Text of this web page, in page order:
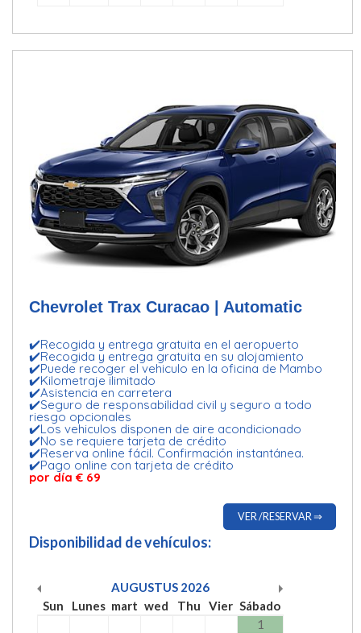
Chevrolet Trax Curacao | Automatic
✔️Recogida y entrega gratuita en el aeropuerto
✔️Recogida y entrega gratuita en su alojamiento
✔️Puede recoger el vehiculo en la oficina de Mambo
✔️Kilometraje ilimitado
✔️Asistencia en carretera
✔️Seguro de responsabilidad civil y seguro a todo
riesgo opcionales
✔️Los vehiculos disponen de aire acondicionado
✔️No se requiere tarjeta de crédito
✔️Reserva online fácil. Confirmación instantánea.
✔️Pago online con tarjeta de crédito
por día€ 69
VER /RESERVAR ⇒
Disponibilidad de vehículos:
AUGUSTUS 2026
Sun
Lunes mart wed Thu Vier Sábado
1